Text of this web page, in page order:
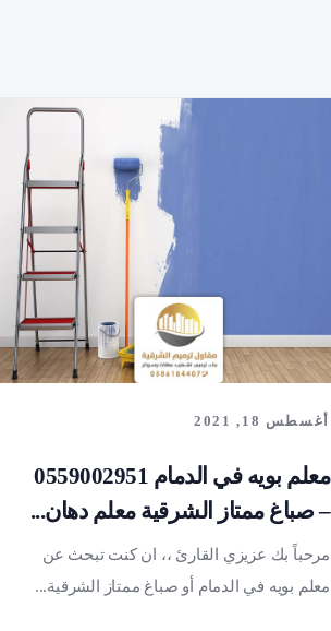
أغسطس 18, 2021
معلم بويه في الدمام 0559002951
– صباغ ممتاز الشرقية معلم دهان...
مرحباً بك عزيزي القارئ ،، ان كنت تبحث عن
معلم بويه في الدمام أو صباغ ممتاز الشرقية...